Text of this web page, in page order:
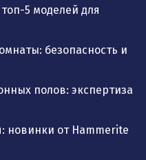
5 моделей для
безопасность и
полов: экспертиза
новинки от Hammerite